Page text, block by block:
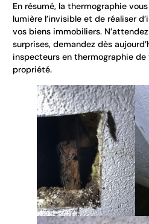
En résumé, la thermographie
lumière l’invisible et de réaliser
vos biens immobiliers.
surprises, demandez dès
inspecteurs en thermographie
propriété.